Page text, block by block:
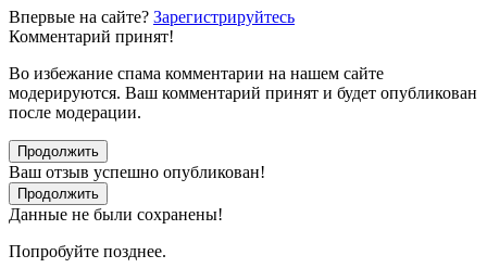
Впервые на сайте? Зарегистрируйтесь
Комментарий принят!
Во избежание спама комментарии на нашем сайте
модерируются. Ваш комментарий принят и будет опубликован
после модерации.
Продолжить
Ваш отзыв успешно опубликован!
Продолжить
Данные не были сохранены!
Попробуйте позднее.